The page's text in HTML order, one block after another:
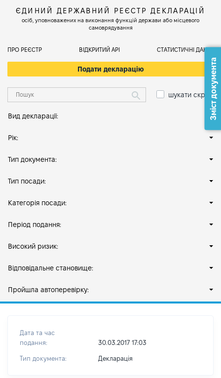
ЄДИНИЙ ДЕРЖАВНИЙ РЕЄСТР ДЕКЛАРАЦІЙ
осіб, уповноважених на виконання функцій держави або місцевого
самоврядування
ПРО РЕЄСТР ВІДКРИТИЙ АРІ СТАТИСТИЧНІ ДАНІ
Подати декларацію
шукати скрізь
Вид декларації:
Рік:
Тип документа:
Тип посади:
Категорія посади:
Період подання:
Високий ризик:
Відповідальне становище:
Пройшла автоперевірку:
Дата та час
подання:
30.03.2017 17:03
Тип документа: Декларація
Зміст документа